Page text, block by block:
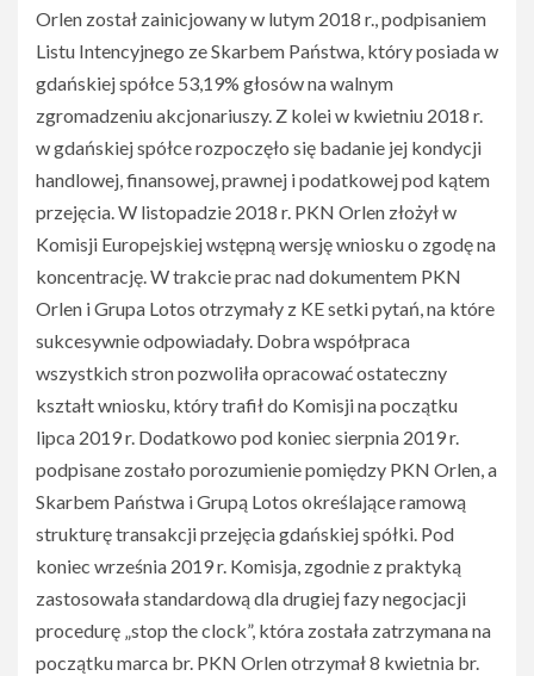
Orlen został zainicjowany w lutym 2018 r., podpisaniem
Listu Intencyjnego ze Skarbem Państwa, który posiada w
gdańskiej spółce 53,19% głosów na walnym
zgromadzeniu akcjonariuszy. Z kolei w kwietniu 2018 r.
w gdańskiej spółce rozpoczęło się badanie jej kondycji
handlowej, finansowej, prawnej i podatkowej pod kątem
przejęcia. W listopadzie 2018 r. PKN Orlen złożył w
Komisji Europejskiej wstępną wersję wniosku o zgodę na
koncentrację. W trakcie prac nad dokumentem PKN
Orlen i Grupa Lotos otrzymały z KE setki pytań, na które
sukcesywnie odpowiadały. Dobra współpraca
wszystkich stron pozwoliła opracować ostateczny
kształt wniosku, który trafił do Komisji na początku
lipca 2019 r. Dodatkowo pod koniec sierpnia 2019 r.
podpisane zostało porozumienie pomiędzy PKN Orlen, a
Skarbem Państwa i Grupą Lotos określające ramową
strukturę transakcji przejęcia gdańskiej spółki. Pod
koniec września 2019 r. Komisja, zgodnie z praktyką
zastosowała standardową dla drugiej fazy negocjacji
procedurę „stop the clock”, która została zatrzymana na
początku marca br. PKN Orlen otrzymał 8 kwietnia br.